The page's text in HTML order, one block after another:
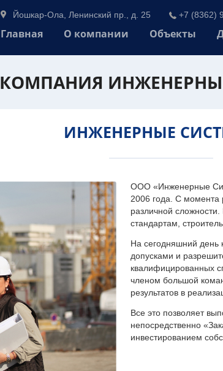
Йошкар-Ола, Ленинский пр., д. 25 +7 (8362)
Главная О компании Объекты
КОМПАНИЯ
ИНЖЕНЕРНЫЕ
ООО «Инженерные
2006 года. С момента
различной
стандартам,
На сегодняшний
допусками и
квалифицированных
членом большой
результатов в
Все это позволяет
непосредственно
инвестированием